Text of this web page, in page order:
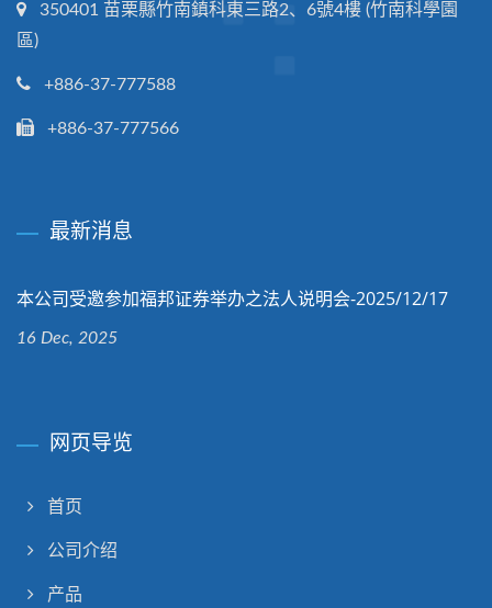
350401 苗栗縣竹南鎮科東三路2、6號4樓 (竹南科學園
區)
+886-37-777588
+886-37-777566
最新消息
本公司受邀参加福邦证券举办之法人说明会-2025/12/17
16 Dec, 2025
网页导览
首页
公司介绍
产品